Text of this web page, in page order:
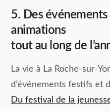
5. Des
animations
tout au long de
La vie à La Roche-sur-
d’événements festifs et
Du festival de la